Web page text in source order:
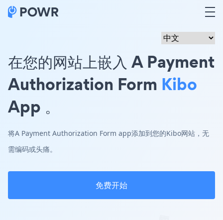
在您的网站上嵌入 A Payment
Authorization Form Kibo
App 。
将A Payment Authorization Form app添加到您的Kibo网站，无
需编码或头痛。
免费开始